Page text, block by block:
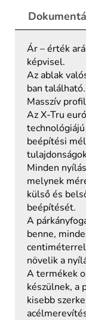
Ár – érték
képvisel.
Az ablak
ban található.
Masszív
Az X-Tru
beépítési
Minden
melynek
külső és
beépítését.
A
benne,
növelik a
A termékek
készülnek, a
kisebb